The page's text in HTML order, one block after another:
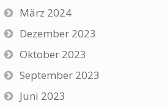
März 2024
Dezember 2023
Oktober 2023
September 2023
Juni 2023